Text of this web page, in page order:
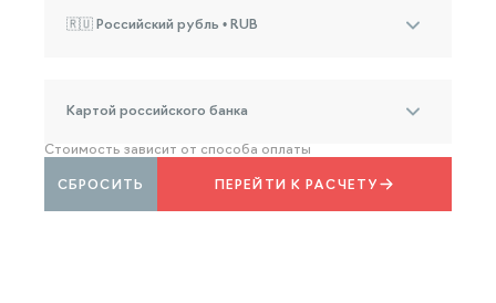
🇷🇺 Российский рубль • RUB
Картой российского банка
Стоимость зависит от способа оплаты
ПЕРЕЙТИ К РАСЧЕТУ
СБРОСИТЬ